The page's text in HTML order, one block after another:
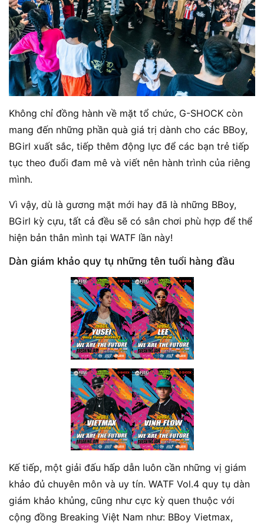
Không chỉ đồng hành về mặt tổ chức, G-SHOCK còn
mang đến những phần quà giá trị dành cho các BBoy,
BGirl xuất sắc, tiếp thêm động lực để các bạn trẻ tiếp
tục theo đuổi đam mê và viết nên hành trình của riêng
mình.
Vì vậy, dù là gương mặt mới hay đã là những BBoy,
BGirl kỳ cựu, tất cả đều sẽ có sân chơi phù hợp để thể
hiện bản thân mình tại WATF lần này!
Dàn giám khảo quy tụ những tên tuổi hàng đầu
Kế tiếp, một giải đấu hấp dẫn luôn cần những vị giám
khảo đủ chuyên môn và uy tín. WATF Vol.4 quy tụ dàn
giám khảo khủng, cũng như cực kỳ quen thuộc với
cộng đồng Breaking Việt Nam như: BBoy Vietmax,